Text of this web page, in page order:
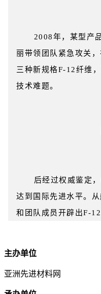
2008年，某型产
丽带领团队紧急攻关
三种新规格F-12纤维
技术难题。
后经过权威鉴定
达到国际先进水平。
和团队成员开辟出F-
主办单位
亚洲先进材料网